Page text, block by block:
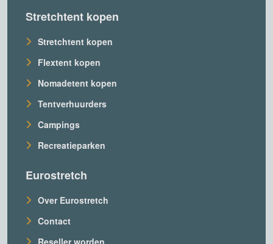
Stretchtent kopen
Stretchtent kopen
Flextent kopen
Nomadetent kopen
Tentverhuurders
Campings
Recreatieparken
Eurostretch
Over Eurostretch
Contact
Reseller worden